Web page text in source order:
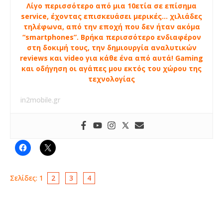
Λίγο περισσότερο από μια 10ετία σε επίσημα
service, έχοντας επισκευάσει μερικές… χιλιάδες
τηλέφωνα, από την εποχή που δεν ήταν ακόμα
“smartphones”. Βρήκα περισσότερο ενδιαφέρον
στη δοκιμή τους, την δημιουργία αναλυτικών
reviews και video για κάθε ένα από αυτά! Gaming
και οδήγηση οι αγάπες μου εκτός του χώρου της
τεχνολογίας
in2mobile.gr
Σελίδες: 1 2 3 4